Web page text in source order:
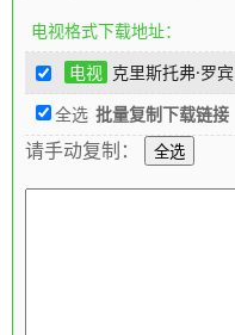
电视格式下载地址：
电视 克里斯托弗·罗宾
全选 批量复制下载链接
请手动复制：